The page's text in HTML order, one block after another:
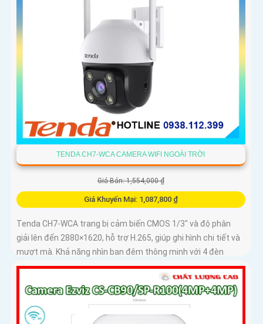
TENDA CH7-WCA CAMERA WIFI NGOÀI TRỜI
Giá Bán: 1,554,000 ₫
Giá Khuyến Mại: 1,087,800 ₫
Tenda CH7-WCA trang bị cảm biến CMOS 1/3" và độ phân
giải lên đến 2880×1620, hỗ trợ H.265, giúp ghi hình chi tiết và
mượt mà. Khả năng nhìn ban đêm thông minh với 4 đèn
hồng...